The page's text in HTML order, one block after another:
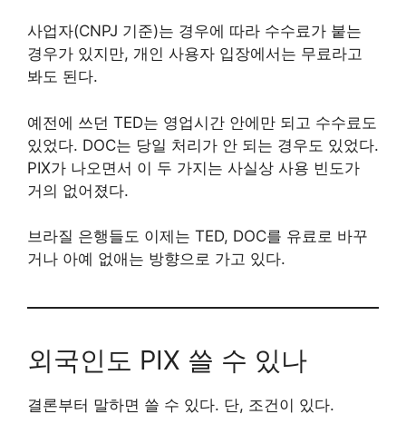
사업자(CNPJ 기준)는 경우에 따라 수수료가 붙는
경우가 있지만, 개인 사용자 입장에서는 무료라고
봐도 된다.
예전에 쓰던 TED는 영업시간 안에만 되고 수수료도
있었다. DOC는 당일 처리가 안 되는 경우도 있었다.
PIX가 나오면서 이 두 가지는 사실상 사용 빈도가
거의 없어졌다.
브라질 은행들도 이제는 TED, DOC를 유료로 바꾸
거나 아예 없애는 방향으로 가고 있다.
외국인도 PIX 쓸 수 있나
결론부터 말하면 쓸 수 있다. 단, 조건이 있다.